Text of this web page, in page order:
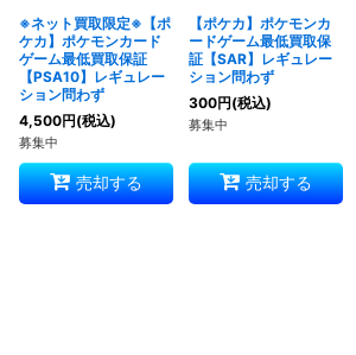
※ネット買取限定※【ポ
ケカ】ポケモンカード
ゲーム最低買取保証
【PSA10】レギュレー
ション問わず
4,500円(税込)
募集中
売却する
【ポケカ】ポケモンカ
ードゲーム最低買取保
証【SAR】レギュレー
ション問わず
300円(税込)
募集中
売却する